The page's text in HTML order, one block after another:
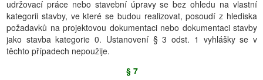
udržovací práce nebo stavební úpravy se bez ohledu na vlastní
kategorii stavby, ve které se budou realizovat, posoudí z hlediska
požadavků na projektovou dokumentaci nebo dokumentaci stavby
jako stavba kategorie 0. Ustanovení § 3 odst. 1 vyhlášky se v
těchto případech nepoužije.
§ 7